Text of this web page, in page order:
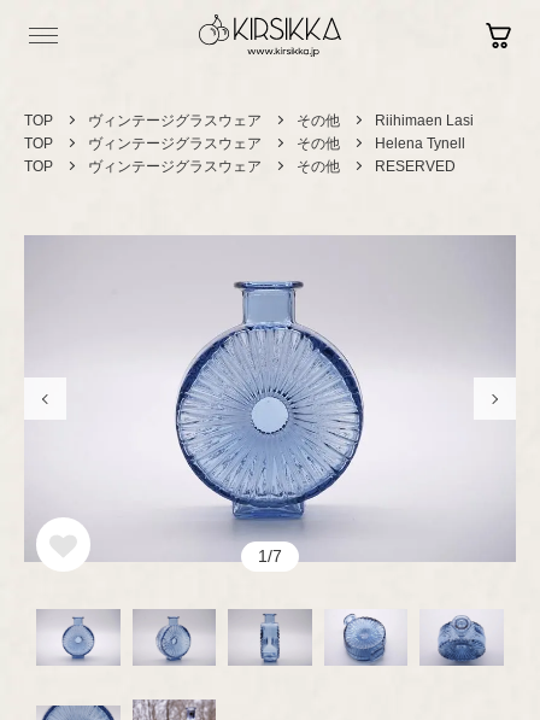
Vintage ヴィンテージ
カップ＆ソーサー
オブジェ
グラスウェア
グラス
オブジェ
その他
カトラリー
現行品
セラミック
グラスウェア
ARABIA
Designer デザイナー
TOP ヴィンテージグラスウェア その他
Riihimaen Lasi
TOP
ヴィンテージグラスウェア その他
Helena Tynell
TOP
ヴィンテージグラスウェア その他 RESERVED
1/7